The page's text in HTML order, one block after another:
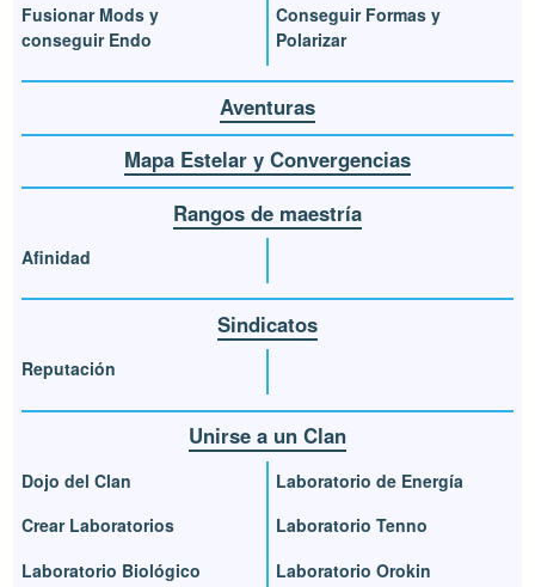
Fusionar Mods y
conseguir Endo
Conseguir Formas y
Polarizar
Aventuras
Mapa Estelar y Convergencias
Rangos de maestría
Afinidad
Sindicatos
Reputación
Unirse a un Clan
Dojo del Clan
Crear Laboratorios
Laboratorio Biológico
Laboratorio de Energía
Laboratorio Tenno
Laboratorio Orokin